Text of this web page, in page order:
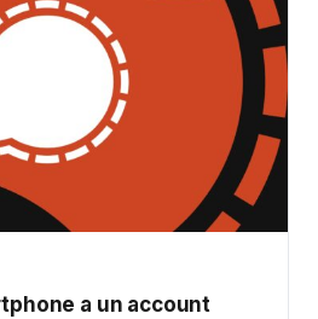
a un account